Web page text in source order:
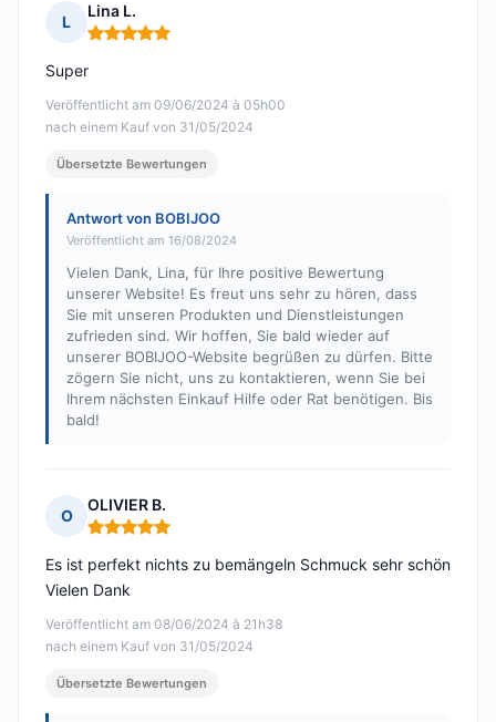
L
Lina L.
Hinweis: 5 von 5
Veröffentlicht am 09/06/2024 à 05h00
nach einem Kauf von 31/05/2024
Super
Übersetzte Bewertungen
Antwort von BOBIJOO
Veröffentlicht am 16/08/2024
Vielen Dank, Lina, für Ihre positive Bewertung
unserer Website! Es freut uns sehr zu hören, dass
Sie mit unseren Produkten und Dienstleistungen
zufrieden sind. Wir hoffen, Sie bald wieder auf
unserer BOBIJOO-Website begrüßen zu dürfen. Bitte
zögern Sie nicht, uns zu kontaktieren, wenn Sie bei
Ihrem nächsten Einkauf Hilfe oder Rat benötigen. Bis
bald!
O
OLIVIER B.
Hinweis: 5 von 5
Veröffentlicht am 08/06/2024 à 21h38
nach einem Kauf von 31/05/2024
Es ist perfekt nichts zu bemängeln Schmuck sehr schön
Vielen Dank
Übersetzte Bewertungen